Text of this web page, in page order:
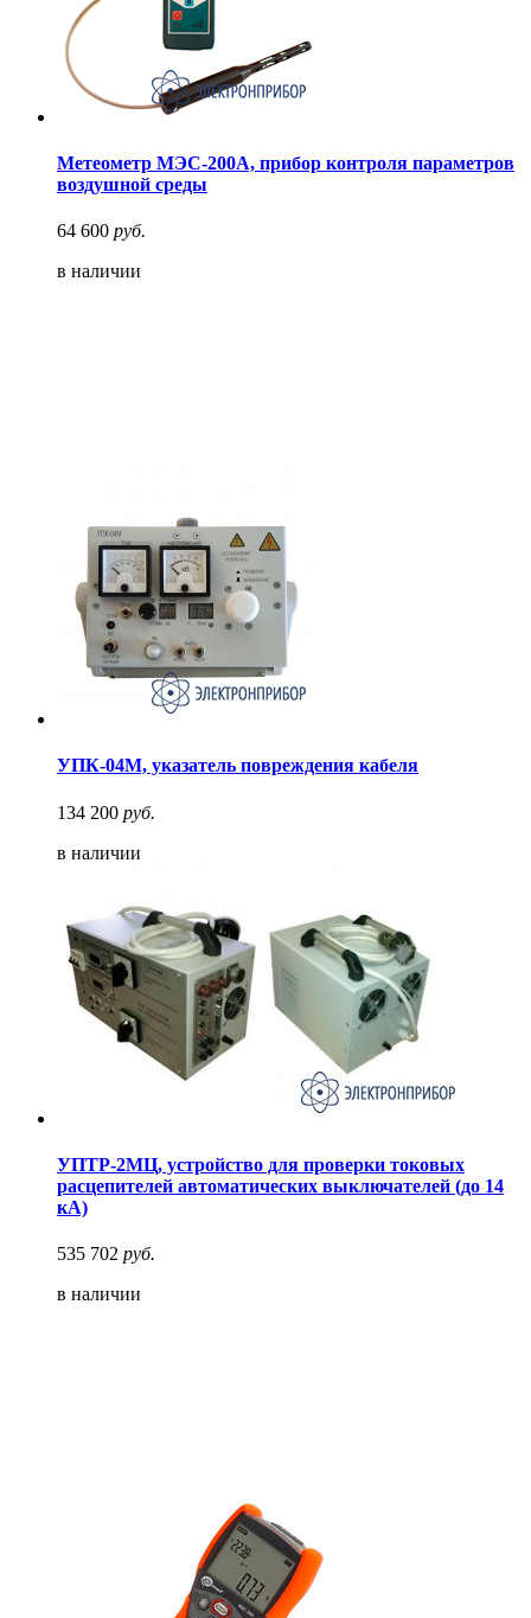
Метеометр МЭС-200А, прибор контроля параметров
воздушной среды
64 600 руб.
в наличии
УПК-04М, указатель повреждения кабеля
134 200 руб.
в наличии
УПТР-2МЦ, устройство для проверки токовых
расцепителей автоматических выключателей (до 14
кА)
535 702 руб.
в наличии